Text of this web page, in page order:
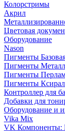
Колорстримы
Акрил
Цветовая
Оборудование
Nason
Пигменты
Пигменты
Пигменты
Пигменты
Контроллер для
Добавки для
Оборудование и
Vika Mix
VK Компоненты: